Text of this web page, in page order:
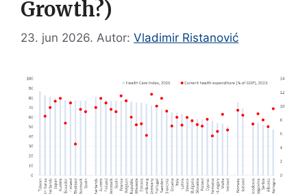
Growth?)
23. jun 2026. Autor: Vladimir Ristanović